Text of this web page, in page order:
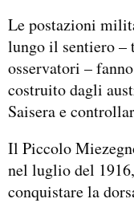
Le postazioni
lungo il sentiero –
osservatori –
costruito dagli
Saisera e
Il Piccolo
nel luglio del
conquistare la